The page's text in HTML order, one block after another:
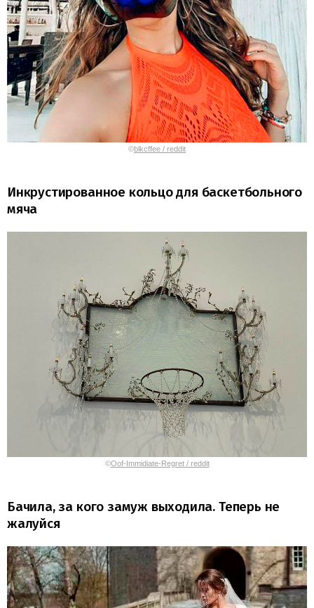
©blkcffee / reddit
Инкрустированное кольцо для баскетбольного
мяча
©Oof-Immidiate-Regret / reddit
Бачила, за кого замуж выходила. Теперь не
жалуйся